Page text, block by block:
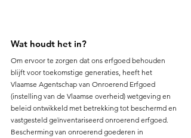
Wat houdt het in?
Om ervoor te zorgen dat ons erfgoed behouden
blijft voor toekomstige generaties, heeft het
Vlaamse Agentschap van Onroerend Erfgoed
(instelling van de Vlaamse overheid) wetgeving en
beleid ontwikkeld met betrekking tot beschermd en
vastgesteld geïnventariseerd onroerend erfgoed.
Bescherming van onroerend goederen in